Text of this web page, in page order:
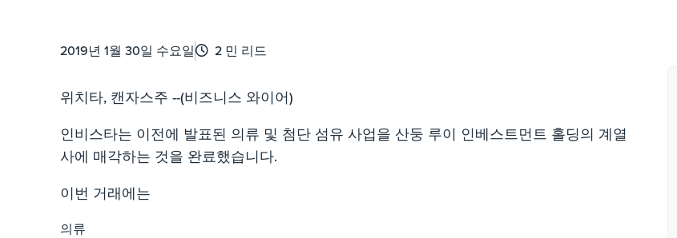
2019년 1월 30일 수요일 2 민 리드
위치타, 캔자스주 --(비즈니스 와이어)
인비스타는 이전에 발표된 의류 및 첨단 섬유 사업을 산둥 루이 인베스트먼트 홀딩의 계열
사에 매각하는 것을 완료했습니다.
이번 거래에는
의류